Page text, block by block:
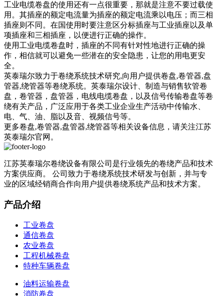
工业电缆卷盘的使用还有一点很重要，那就是注意不要过载使
用。其插座的额定电流量为插座的额定电流乘以电压；而三相
插座则不同。在国使用时要注意区分标插座与工业插座以及单
项插座和三相插座，以便进行正确的操作。
使用工业电缆卷盘时，插座的不同有针对性地进行正确的操
作，相信就可以避免一些潜在的安全隐患，让您的用电更安
全。
英泰瑞尔致力于卷绕系统技术研究,向用户提供卷盘,卷管器,盘
管器,绕管器等卷绕系统。英泰瑞尔设计、制造与销售软管卷
盘，卷管器，盘管器，电线电缆卷盘，以及信号传输卷盘等卷
绕有关产品，广泛应用于各类工业企业生产活动中传输水、
电、气、油、脂以及音、视频信号等。
更多卷盘,卷管器,盘管器,绕管器等相关设备信息，请关注江苏
英泰瑞尔官网。
江苏英泰瑞尔卷绕设备有限公司是行业领先的卷绕产品和技术
方案供应商。 公司致力于卷绕系统技术研发与创新，并与专
业的区域经销商合作向用户提供卷绕系统产品和技术方案。
产品介绍
工业卷盘
通信卷盘
农业卷盘
工程机械卷盘
特种车辆卷盘
油料运输卷盘
消防卷盘